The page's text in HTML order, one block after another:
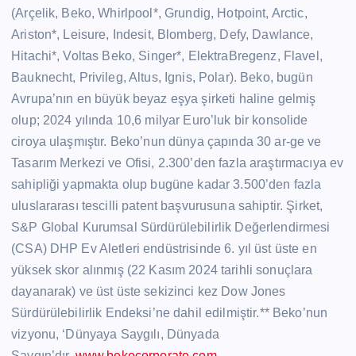
(Arçelik, Beko, Whirlpool*, Grundig, Hotpoint, Arctic,
Ariston*, Leisure, Indesit, Blomberg, Defy, Dawlance,
Hitachi*, Voltas Beko, Singer*, ElektraBregenz, Flavel,
Bauknecht, Privileg, Altus, Ignis, Polar). Beko, bugün
Avrupa’nın en büyük beyaz eşya şirketi haline gelmiş
olup; 2024 yılında 10,6 milyar Euro’luk bir konsolide
ciroya ulaşmıştır. Beko’nun dünya çapında 30 ar-ge ve
Tasarım Merkezi ve Ofisi, 2.300’den fazla araştırmacıya ev
sahipliği yapmakta olup bugüne kadar 3.500’den fazla
uluslararası tescilli patent başvurusuna sahiptir. Şirket,
S&P Global Kurumsal Sürdürülebilirlik Değerlendirmesi
(CSA) DHP Ev Aletleri endüstrisinde 6. yıl üst üste en
yüksek skor alınmış (22 Kasım 2024 tarihli sonuçlara
dayanarak) ve üst üste sekizinci kez Dow Jones
Sürdürülebilirlik Endeksi’ne dahil edilmiştir.** Beko’nun
vizyonu, ‘Dünyaya Saygılı, Dünyada